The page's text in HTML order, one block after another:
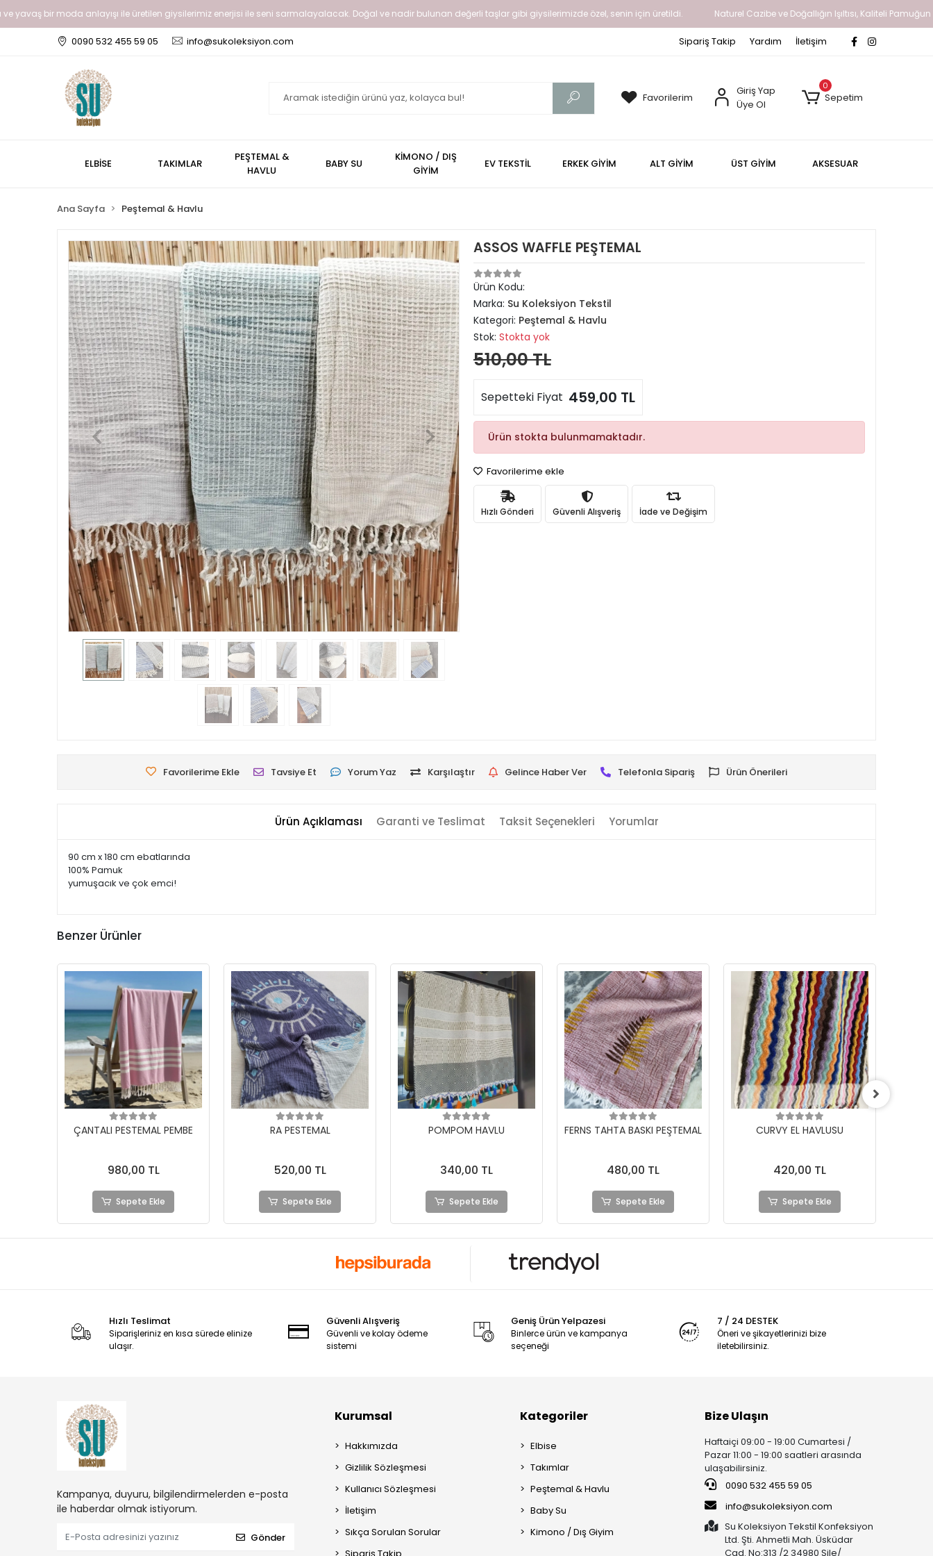
ve yavaş bir moda anlayışı ile üretilen giysilerimiz enerjisi ile seni sarmalayalacak. Doğal ve nadir bulunan değerli taşlar gibi giysilerimizde özel, senin için üretildi. Naturel Cazibe ve Doğallığın Işıltısı, Kaliteli Pamuğun
0090 532 455 59 05 info@sukoleksiyon.com Sipariş Takip Yardım İletişim
Favorilerim
Giriş Yap
Üye Ol
0
Sepetim
ELBİSE TAKIMLAR
PEŞTEMAL &
HAVLU
BABY SU
KİMONO / DIŞ
GİYİM
EV TEKSTİL ERKEK GİYİM ALT GİYİM ÜST GİYİM AKSESUAR
Ana Sayfa Peştemal & Havlu
ASSOS WAFFLE PEŞTEMAL
Ürün Kodu:
Marka: Su Koleksiyon Tekstil
Kategori: Peştemal & Havlu
Stok: Stokta yok
510,00 TL
Sepetteki Fiyat 459,00 TL
Ürün stokta bulunmamaktadır.
Favorilerime ekle
Hızlı Gönderi Güvenli Alışveriş İade ve Değişim
Favorilerime Ekle Tavsiye Et Yorum Yaz Karşılaştır Gelince Haber Ver Telefonla Sipariş Ürün Önerileri
Ürün Açıklaması Garanti ve Teslimat Taksit Seçenekleri Yorumlar
90 cm x 180 cm ebatlarında
100% Pamuk
yumuşacık ve çok emci!
Benzer Ürünler
ÇANTALI PESTEMAL PEMBE
980,00 TL
Sepete Ekle
RA PESTEMAL
520,00 TL
Sepete Ekle
POMPOM HAVLU
340,00 TL
Sepete Ekle
FERNS TAHTA BASKI PEŞTEMAL
480,00 TL
Sepete Ekle
CURVY EL HAVLUSU
420,00 TL
Sepete Ekle
Hızlı Teslimat
Siparişleriniz en kısa sürede elinize
ulaşır.
Güvenli Alışveriş
Güvenli ve kolay ödeme
sistemi
Geniş Ürün Yelpazesi
Binlerce ürün ve kampanya
seçeneği
7 / 24 DESTEK
Öneri ve şikayetlerinizi bize
iletebilirsiniz.
Kampanya, duyuru, bilgilendirmelerden e-posta
ile haberdar olmak istiyorum.
Gönder
Kurumsal
Hakkımızda
Gizlilik Sözleşmesi
Kullanıcı Sözleşmesi
İletişim
Sıkça Sorulan Sorular
Kategoriler
Elbise
Takımlar
Peştemal & Havlu
Baby Su
Kimono / Dış Giyim
Bize Ulaşın
Haftaiçi 09:00 - 19:00 Cumartesi /
Pazar 11:00 - 19:00 saatleri arasında
ulaşabilirsiniz.
0090 532 455 59 05
info@sukoleksiyon.com
Su Koleksiyon Tekstil Konfeksiyon
Ltd. Şti. Ahmetli Mah. Üsküdar
Cad. No:313 /2 34980 Şile/